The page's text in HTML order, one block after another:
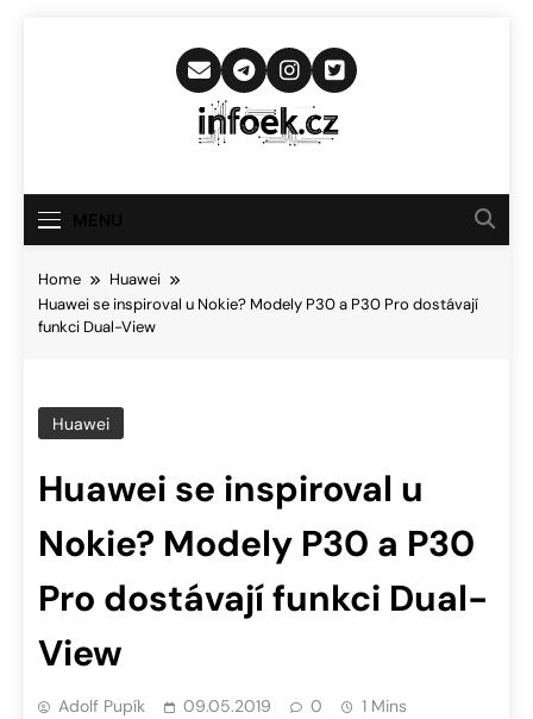
Infoek.cz
Novinkám
Home
Huawei
Huawei se inspiroval u Nokie? Modely P30 a P30 Pro dostávají
funkci Dual-View
Huawei
Huawei se inspiroval u
Nokie? Modely P30 a P30
Pro dostávají funkci Dual-
View
Adolf Pupík 09.05.2019 0 1 Mins